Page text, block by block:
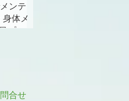
ンテ
体メ
プロ
合せ